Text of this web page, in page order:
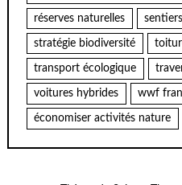
réserves naturelles
stratégie biodiversité
transport écologique
voitures hybrides wwf
économiser activités nature